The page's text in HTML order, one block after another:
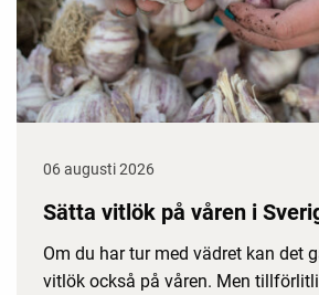
06 augusti 2026
Sätta vitlök på våren i
Om du har tur med vädret kan det
vitlök också på våren. Men